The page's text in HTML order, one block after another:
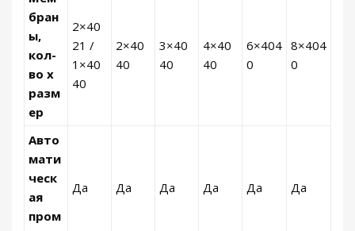
бран
ы,
кол-
во х
разм
ер
2×40
21 /
1×40
40
2×40
40
3×40
40
4×40
40
6×404
0
8×404
0
Авто
мати
ческ
ая
пром
Да Да Да Да Да Да